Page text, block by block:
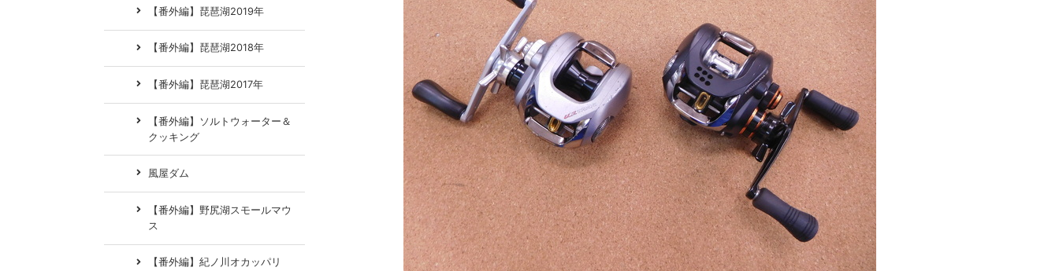
【番外編】琵琶湖2019年
【番外編】琵琶湖2018年
【番外編】琵琶湖2017年
【番外編】ソルトウォーター＆
クッキング
風屋ダム
【番外編】野尻湖スモールマウ
ス
【番外編】紀ノ川オカッパリ